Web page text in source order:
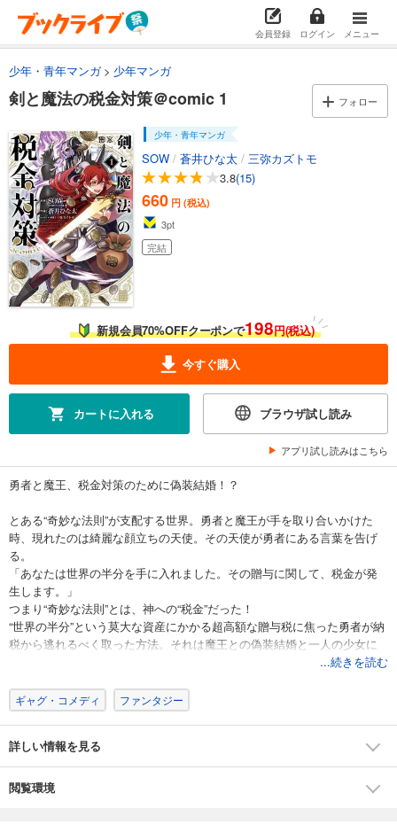
会員登録 ログイン メニュー
少年・青年マンガ 少年マンガ
剣と魔法の税金対策＠comic 1 フォロー
少年・青年マンガ
SOW / 蒼井ひな太 / 三弥カズトモ
3.8(15)
660 円 (税込)
3pt
完結
新規会員70%OFFクーポンで198円(税込)
今すぐ購入
カートに入れる ブラウザ試し読み
アプリ試し読みはこちら
勇者と魔王、税金対策のために偽装結婚！？
とある“奇妙な法則”が支配する世界。勇者と魔王が手を取り合いかけた
時、現れたのは綺麗な顔立ちの天使。その天使が勇者にある言葉を告げ
る。
「あなたは世界の半分を手に入れました。その贈与に関して、税金が発
生します。」
つまり“奇妙な法則”とは、神への“税金”だった！
“世界の半分”という莫大な資産にかかる超高額な贈与税に焦った勇者が納
税から逃れるべく取った方法。それは魔王との偽装結婚と一人の少女に
頼ることだった。その少女は税天使に唯一対抗できる幻の職種、“ゼイリ
新感覚の異世界税制コメディ、開幕！！
...続きを読む
ギャグ・コメディ ファンタジー
詳しい情報を見る
閲覧環境